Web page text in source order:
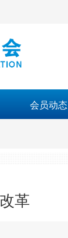
会员动态
革